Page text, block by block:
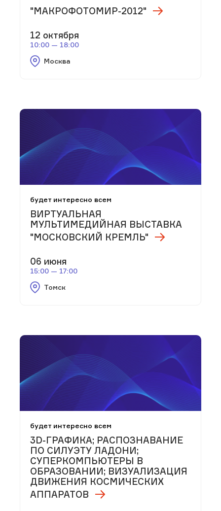
"МАКРОФОТОМИР-2012"
12 октября
10:00 — 18:00
Москва
будет интересно всем
ВИРТУАЛЬНАЯ
МУЛЬТИМЕДИЙНАЯ ВЫСТАВКА
"МОСКОВСКИЙ КРЕМЛЬ"
06 июня
15:00 — 17:00
Томск
будет интересно всем
3D-ГРАФИКА; РАСПОЗНАВАНИЕ
ПО СИЛУЭТУ ЛАДОНИ;
СУПЕРКОМПЬЮТЕРЫ В
ОБРАЗОВАНИИ; ВИЗУАЛИЗАЦИЯ
ДВИЖЕНИЯ КОСМИЧЕСКИХ
АППАРАТОВ